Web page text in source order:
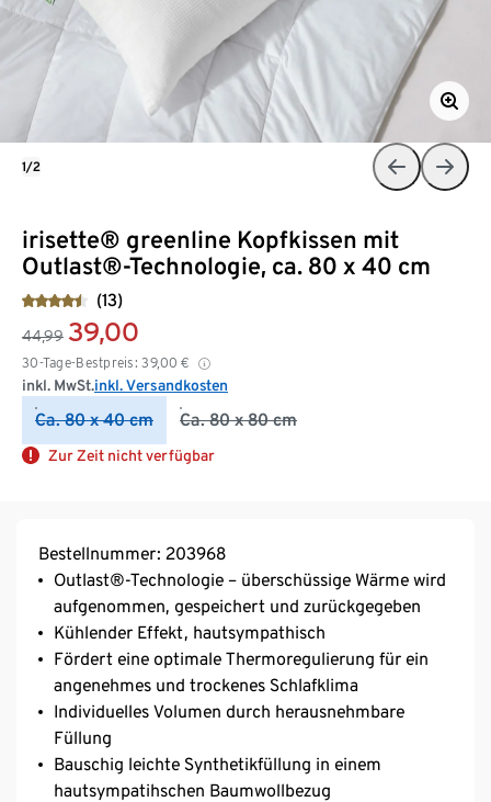
irisette® greenline Kopfkissen mit
Outlast®-Technologie, ca. 80 x 40 cm
(13)
44,99 39,00
30-Tage-Bestpreis: 39,00 €
inkl. MwSt.inkl. Versandkosten
Ca. 80 x 40 cm Ca. 80 x 80 cm
Zur Zeit nicht verfügbar
1/2
Bestellnummer: 203968
Outlast®-Technologie – überschüssige Wärme wird
aufgenommen, gespeichert und zurückgegeben
Kühlender Effekt, hautsympathisch
Fördert eine optimale Thermoregulierung für ein
angenehmes und trockenes Schlafklima
Individuelles Volumen durch herausnehmbare
Füllung
Bauschig leichte Synthetikfüllung in einem
hautsympatihschen Baumwollbezug